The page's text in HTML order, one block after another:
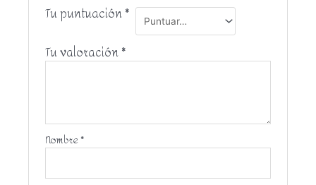
Tu puntuación*
Tu valoración*
Nombre*